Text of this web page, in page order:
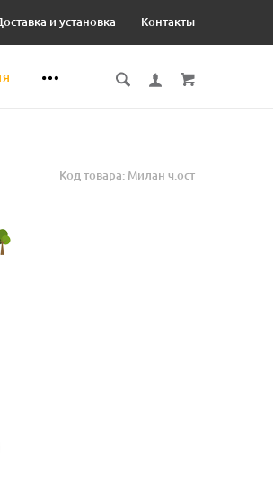
и установка Контакты
Код товара: Милан ч.ост